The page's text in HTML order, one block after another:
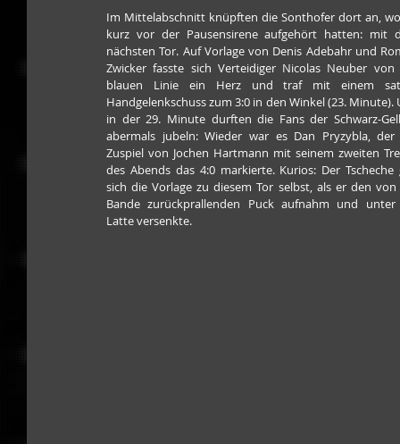
Im Mittelabschnitt knüpften die Sonthofer dort an,
kurz vor der Pausensirene aufgehört hatten: mit
nächsten Tor. Auf Vorlage von Denis Adebahr und
Zwicker fasste sich Verteidiger Nicolas Neuber von
blauen Linie ein Herz und traf mit einem
Handgelenkschuss zum 3:0 in den Winkel (23. Minute).
in der 29. Minute durften die Fans der Schwarz-
abermals jubeln: Wieder war es Dan Pryzybla, der
Zuspiel von Jochen Hartmann mit seinem zweiten
des Abends das 4:0 markierte. Kurios: Der Tscheche
sich die Vorlage zu diesem Tor selbst, als er den
Bande zurückprallenden Puck aufnahm und
Latte versenkte.